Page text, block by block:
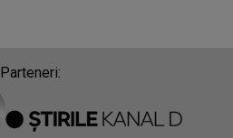
Parteneri: